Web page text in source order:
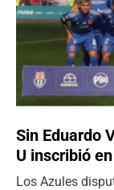
Sin Eduardo
U inscribió
Los Azules